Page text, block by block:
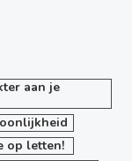
aan je
op letten!